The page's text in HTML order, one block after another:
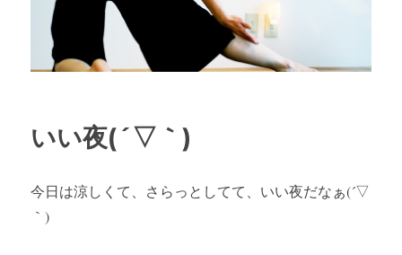
いい夜(´▽｀)
今日は涼しくて、さらっとしてて、いい夜だなぁ(´▽
｀)